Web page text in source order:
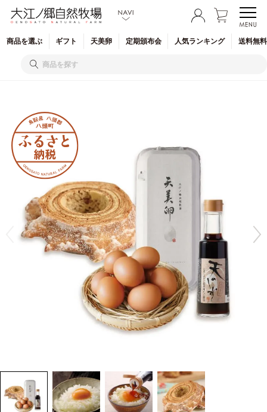
商品を選ぶ ギフト 天美卵 定期頒布会 人気ランキング 送料無